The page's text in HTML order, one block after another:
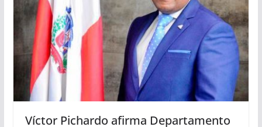
Víctor Pichardo afirma Departamento